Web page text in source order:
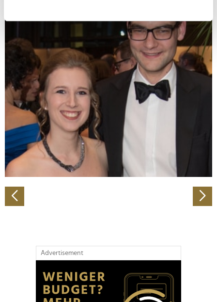
bestimmten Merkmalen (Fingerprinting) identifizieren
Erfahren Sie mehr darüber, wie Ihre persönlichen Daten
verarbeitet werden, und legen Sie Ihre Präferenzen im
Abschnitt Einzelheiten
fest.
Wir verwenden Cookies, um Inhalte und Anzeigen zu
personalisieren, Funktionen für soziale Medien anbieten
zu können und die Zugriffe auf unsere Website zu
analysieren. Außerdem geben wir Informationen zu Ihrer
Verwendung unserer Website an unsere Partner für
soziale Medien, Werbung und Analysen weiter. Unsere
Partner führen diese Informationen möglicherweise mit
weiteren Daten zusammen, die Sie ihnen bereitgestellt
gesammelt haben.
Advertisement